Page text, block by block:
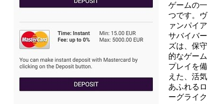
ゲームの一
つです。ヴ
ァンパイア
サバイバー
ズは、保守
的なゲーム
プレイを備
えた、活気
あふれるロ
ーグライク